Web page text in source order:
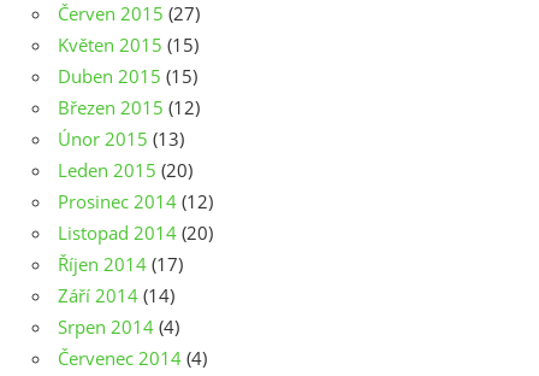
Červen 2015 (27)
Květen 2015 (15)
Duben 2015 (15)
Březen 2015 (12)
Únor 2015 (13)
Leden 2015 (20)
Prosinec 2014 (12)
Listopad 2014 (20)
Říjen 2014 (17)
Září 2014 (14)
Srpen 2014 (4)
Červenec 2014 (4)